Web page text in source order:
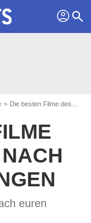
profil search
Die besten Filme des Jahres 2007
euren